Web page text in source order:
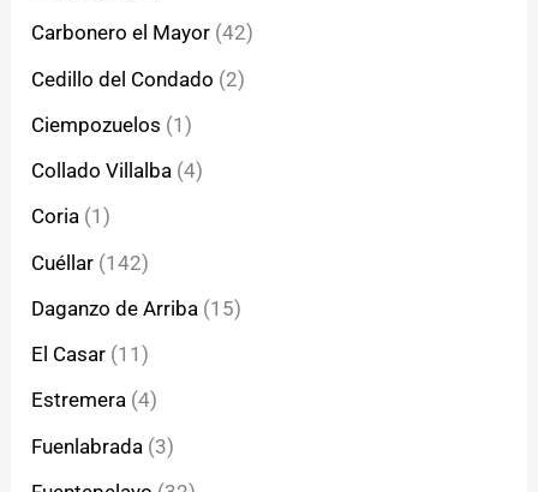
Carbonero el Mayor (42)
Cedillo del Condado (2)
Ciempozuelos (1)
Collado Villalba (4)
Coria (1)
Cuéllar (142)
Daganzo de Arriba (15)
El Casar (11)
Estremera (4)
Fuenlabrada (3)